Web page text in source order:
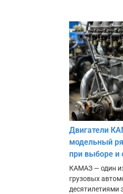
Двигатели
модельный
при выборе и
КАМАЗ — один
грузовых
десятилетиями